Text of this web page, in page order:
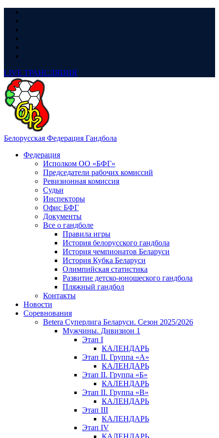
LIVE ТРАНСЛЯЦИЯ
Белорусская Федерация Гандбола
Федерация
Исполком ОО «БФГ»
Председатели рабочих комиссий
Ревизионная комиссия
Судьи
Инспекторы
Офис БФГ
Документы
Все о гандболе
Правила игры
История белорусского гандбола
История чемпионатов Беларуси
История Кубка Беларуси
Олимпийская статистика
Развитие детско-юношеского гандбола
Пляжный гандбол
Контакты
Новости
Соревнования
Betera Суперлига Беларуси. Сезон 2025/2026
Мужчины. Дивизион 1
Этап I
КАЛЕНДАРЬ
Этап II. Группа «А»
КАЛЕНДАРЬ
Этап II. Группа «Б»
КАЛЕНДАРЬ
Этап II. Группа «В»
КАЛЕНДАРЬ
Этап III
КАЛЕНДАРЬ
Этап IV
КАЛЕНДАРЬ